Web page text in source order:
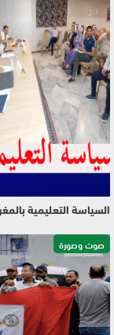
السياسة التعليمية
صوت وصورة